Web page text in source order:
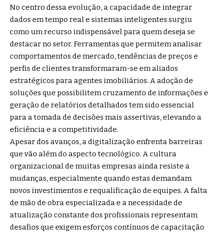
No centro dessa evolução, a capacidade de integrar
dados em tempo real e sistemas inteligentes surgiu
como um recurso indispensável para quem deseja se
destacar no setor. Ferramentas que permitem analisar
comportamentos de mercado, tendências de preços e
perfis de clientes transformaram-se em aliados
estratégicos para agentes imobiliários. A adoção de
soluções que possibilitem cruzamento de informações e
geração de relatórios detalhados tem sido essencial
para a tomada de decisões mais assertivas, elevando a
eficiência e a competitividade.
Apesar dos avanços, a digitalização enfrenta barreiras
que vão além do aspecto tecnológico. A cultura
organizacional de muitas empresas ainda resiste a
mudanças, especialmente quando estas demandam
novos investimentos e requalificação de equipes. A falta
de mão de obra especializada e a necessidade de
atualização constante dos profissionais representam
desafios que exigem esforços contínuos de capacitação